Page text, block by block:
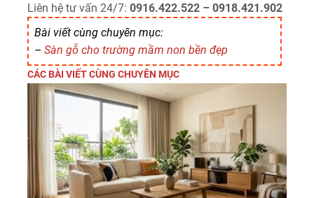
Liên hệ tư vấn 24/7: 0916.422.522 – 0918.421.902
Bài viết cùng chuyên mục:
– Sàn gỗ cho trường mầm non bền đẹp
CÁC BÀI VIẾT CÙNG CHUYÊN MỤC